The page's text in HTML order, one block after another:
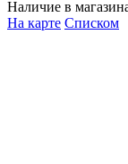
Наличие в
На карте Списком